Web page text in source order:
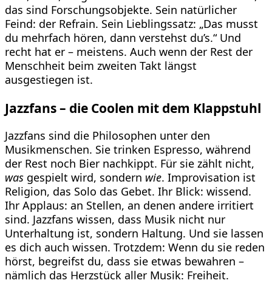
das sind Forschungsobjekte. Sein natürlicher
Feind: der Refrain. Sein Lieblingssatz: „Das musst
du mehrfach hören, dann verstehst du’s.“ Und
recht hat er – meistens. Auch wenn der Rest der
Menschheit beim zweiten Takt längst
ausgestiegen ist.
Jazzfans – die Coolen mit dem Klappstuhl
Jazzfans sind die Philosophen unter den
Musikmenschen. Sie trinken Espresso, während
der Rest noch Bier nachkippt. Für sie zählt nicht,
was gespielt wird, sondern wie. Improvisation ist
Religion, das Solo das Gebet. Ihr Blick: wissend.
Ihr Applaus: an Stellen, an denen andere irritiert
sind. Jazzfans wissen, dass Musik nicht nur
Unterhaltung ist, sondern Haltung. Und sie lassen
es dich auch wissen. Trotzdem: Wenn du sie reden
hörst, begreifst du, dass sie etwas bewahren –
nämlich das Herzstück aller Musik: Freiheit.